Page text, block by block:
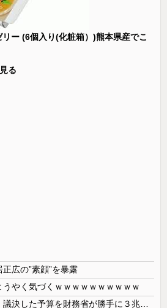
ー (6個入り(化粧箱）)熊本県産でこ
見る
広の”素顔”を暴露
うやく気づくｗｗｗｗｗｗｗｗｗｗ